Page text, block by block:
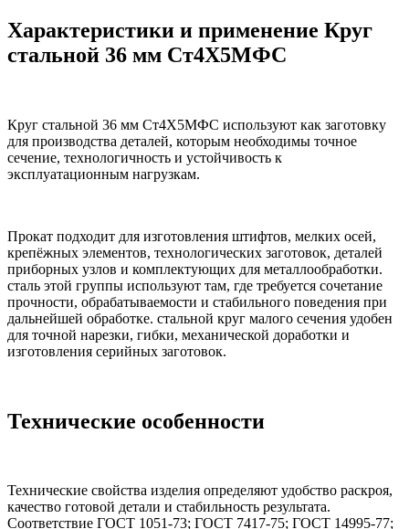
Характеристики и применение Круг
стальной 36 мм Ст4Х5МФС
Круг стальной 36 мм Ст4Х5МФС используют как заготовку
для производства деталей, которым необходимы точное
сечение, технологичность и устойчивость к
эксплуатационным нагрузкам.
Прокат подходит для изготовления штифтов, мелких осей,
крепёжных элементов, технологических заготовок, деталей
приборных узлов и комплектующих для металлообработки.
сталь этой группы используют там, где требуется сочетание
прочности, обрабатываемости и стабильного поведения при
дальнейшей обработке. стальной круг малого сечения удобен
для точной нарезки, гибки, механической доработки и
изготовления серийных заготовок.
Технические особенности
Технические свойства изделия определяют удобство раскроя,
качество готовой детали и стабильность результата.
Соответствие ГОСТ 1051-73; ГОСТ 7417-75; ГОСТ 14995-77;